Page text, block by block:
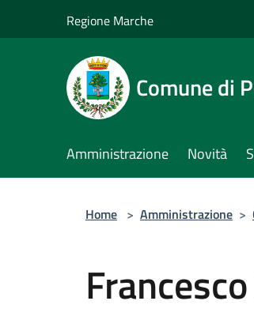
Regione Marche
Comune di
Amministrazione Novità
Home > Amministrazione >